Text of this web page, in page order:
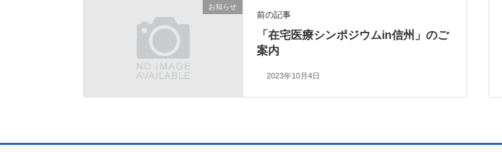
お知らせ
前の記事
「在宅医療シンポジウムin信州」のご
案内
2023年10月4日